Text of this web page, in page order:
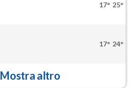
17° 25°
17° 24°
Mostra altro